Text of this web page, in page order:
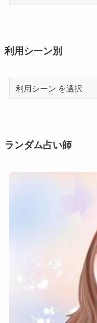
術
利用シーン別
利
用
ン
ランダム占い師